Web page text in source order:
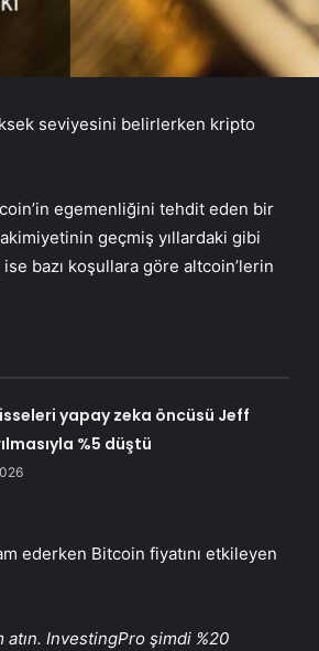
seviyesini belirlerken kripto
egemenliğini tehdit eden bir
geçmiş yıllardaki gibi
bazı koşullara göre altcoin’lerin
yapay zeka öncüsü Jeff
%5 düştü
ederken Bitcoin fiyatını etkileyen
InvestingPro şimdi %20